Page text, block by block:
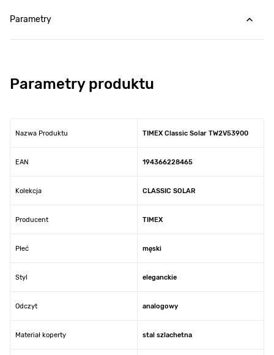
Parametry
Parametry produktu
Nazwa Produktu TIMEX Classic Solar TW2V53900
EAN 194366228465
Kolekcja CLASSIC SOLAR
Producent TIMEX
Płeć męski
Styl eleganckie
Odczyt analogowy
Materiał koperty stal szlachetna